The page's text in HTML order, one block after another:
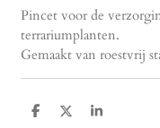
Pincet voor de
terrariumplanten.
Gemaakt van roestvrij
D
D
S